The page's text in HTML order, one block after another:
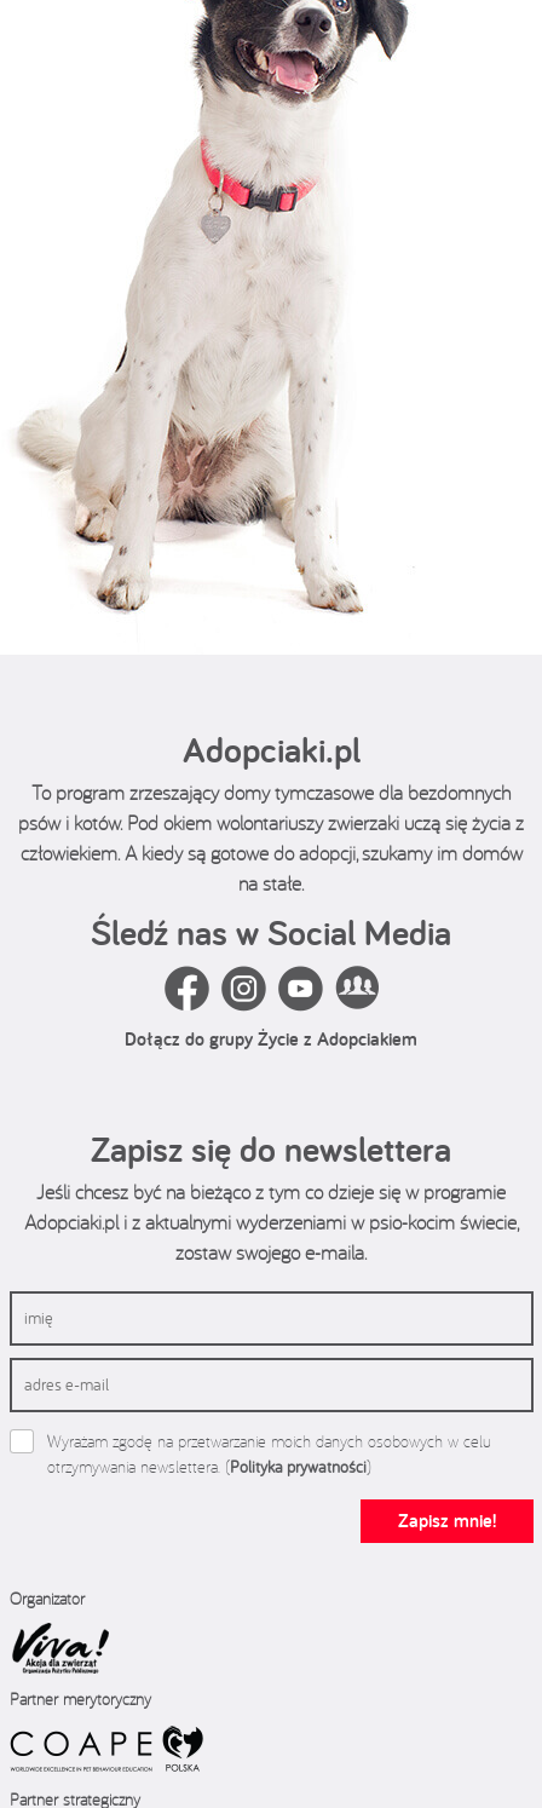
Adopciaki.pl
To program zrzeszający domy tymczasowe dla bezdomnych
psów i kotów. Pod okiem wolontariuszy zwierzaki uczą się życia z
człowiekiem. A kiedy są gotowe do adopcji, szukamy im domów
na stałe.
Śledź nas w Social Media
Dołącz do grupy Życie z Adopciakiem
Zapisz się do newslettera
Jeśli chcesz być na bieżąco z tym co dzieje się w programie
Adopciaki.pl i z aktualnymi wyderzeniami w psio-kocim świecie,
zostaw swojego e-maila.
Wyrażam zgodę na przetwarzanie moich danych osobowych w celu
otrzymywania newslettera. (Polityka prywatności)
Zapisz mnie!
Organizator
Partner merytoryczny
Partner strategiczny